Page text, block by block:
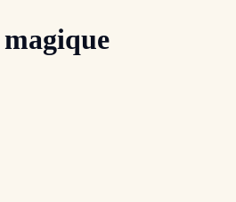
magique